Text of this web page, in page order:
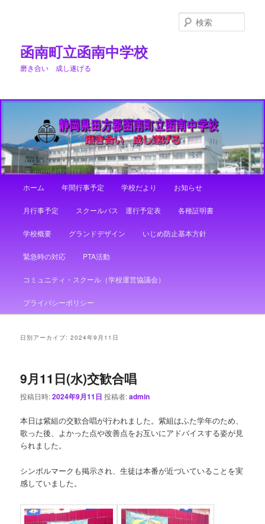
へ
移
函南町立函南中学校
磨き合い 成し遂げる
索
ホーム 年間行事予定 学校だより お知らせ
月行事予定 スクールバス 運行予定表 各種証明書
学校概要 グランドデザイン いじめ防止基本方針
緊急時の対応 PTA活動
コミュニティ・スクール（学校運営協議会）
プライバシーポリシー
日別アーカイブ:2024年9月11日
9月11日(水)交歓合唱
投稿日時:2024年9月11日 投稿者:admin
本日は紫組の交歓合唱が行われました。紫組はふた学年のため、
歌った後、よかった点や改善点をお互いにアドバイスする姿が見
られました。
シンボルマークも掲示され、生徒は本番が近づいていることを実
感していました。